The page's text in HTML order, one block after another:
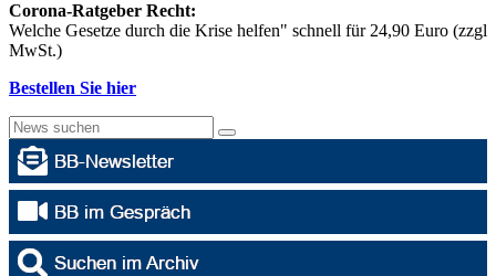
Corona-Ratgeber Recht:
Welche Gesetze durch die Krise helfen" schnell für 24,90 Euro (zzgl
MwSt.)
Bestellen Sie hier